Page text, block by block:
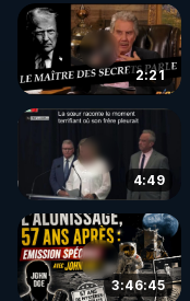
▶ 30 jours gratuit
de bien-être
Rendez-vous sur
le code :
2:21
4:49
3:46:45